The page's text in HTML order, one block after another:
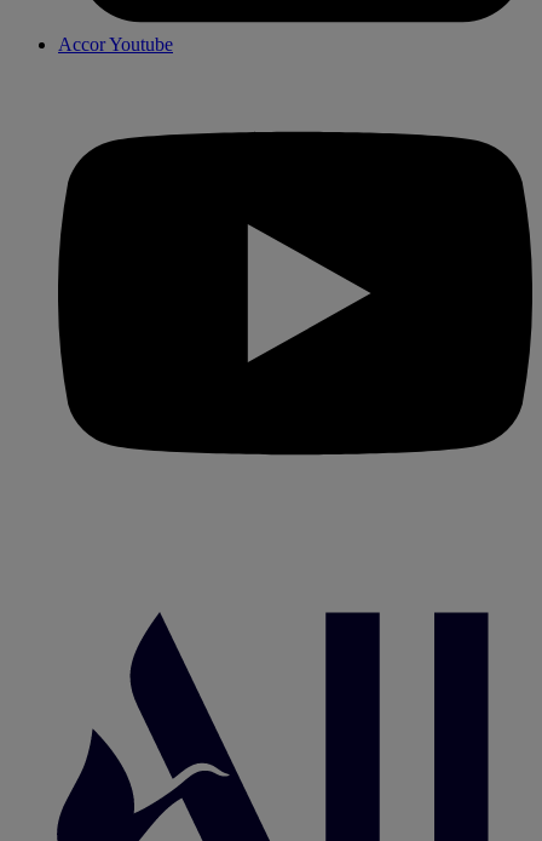
Accor Youtube